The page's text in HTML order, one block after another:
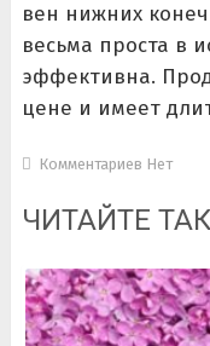
вен нижних
весьма проста в
эффективна.
цене и имеет
Комментариев Нет
ЧИТАЙТЕ